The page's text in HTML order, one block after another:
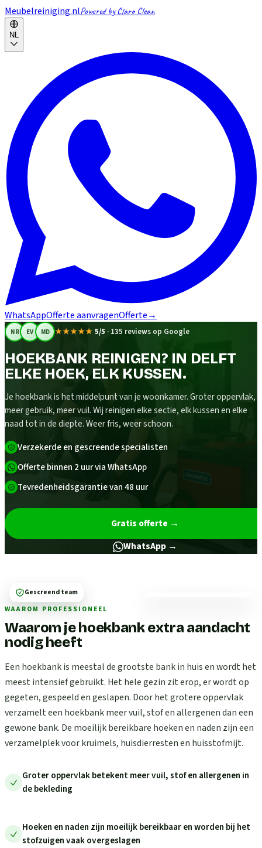
Meubelreiniging.nlPowered by Claro Clean
NL
WhatsAppOfferte aanvragenOfferte→
NR EV MD ★★★★★ 5/5 · 135 reviews op Google
HOEKBANK REINIGEN? IN DELFT
ELKE HOEK, ELK KUSSEN.
Je hoekbank is het middelpunt van je woonkamer. Groter oppervlak,
meer gebruik, meer vuil. Wij reinigen elke sectie, elk kussen en elke
naad tot in de diepte. Weer fris, weer schoon.
Verzekerde en gescreende specialisten
Offerte binnen 2 uur via WhatsApp
Tevredenheidsgarantie van 48 uur
Gratis offerte →
WhatsApp →
WAAROM PROFESSIONEEL
Waarom je hoekbank extra aandacht
nodig heeft
Een hoekbank is meestal de grootste bank in huis en wordt het
meest intensief gebruikt. Het hele gezin zit erop, er wordt op
gegeten, gespeeld en geslapen. Door het grotere oppervlak
verzamelt een hoekbank meer vuil, stof en allergenen dan een
gewone bank. De moeilijk bereikbare hoeken en naden zijn een
verzamelplek voor kruimels, huisdierresten en huisstofmijt.
Groter oppervlak betekent meer vuil, stof en allergenen in
de bekleding
Hoeken en naden zijn moeilijk bereikbaar en worden bij het
stofzuigen vaak overgeslagen
Gescreend team